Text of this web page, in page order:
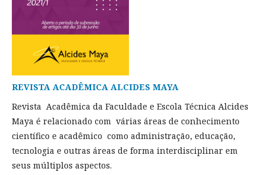
REVISTA ACADÊMICA ALCIDES MAYA
Revista Acadêmica da Faculdade e Escola Técnica Alcides
Maya é relacionado com várias áreas de conhecimento
científico e acadêmico como administração, educação,
tecnologia e outras áreas de forma interdisciplinar em
seus múltiplos aspectos.